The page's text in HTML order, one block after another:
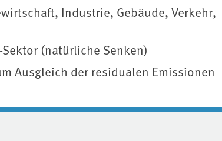
Industrie, Gebäude, Verkehr,
-Sektor (natürliche Senken)
Ausgleich der residualen Emissionen